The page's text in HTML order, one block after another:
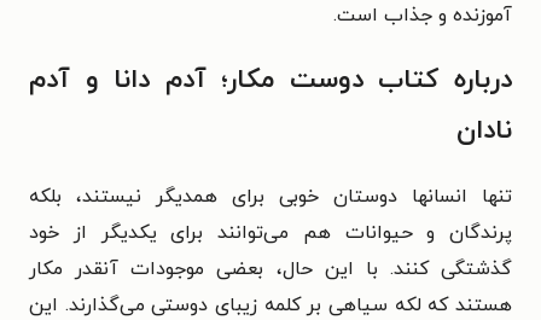
آموزنده و جذاب است.
درباره کتاب دوست مکار؛ آدم دانا و آدم
نادان
تنها انسانها دوستان خوبی برای همدیگر نیستند، بلکه
پرندگان و حیوانات هم می‌توانند برای یکدیگر از خود
گذشتگی کنند. با این حال، بعضی موجودات آنقدر مکار
هستند که لکه سیاهی بر کلمه زیبای دوستی می‌گذارند. این